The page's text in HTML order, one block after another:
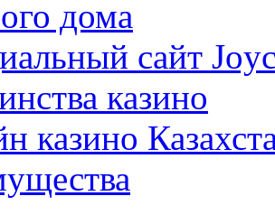
дома
сайт
казино
казино